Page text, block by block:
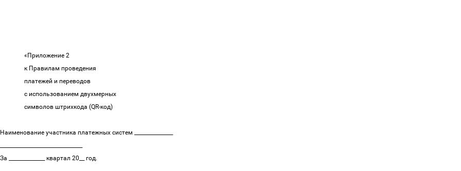
«Приложение 2
к Правилам проведения
платежей и переводов
с использованием двухмерных
символов штрихкода (QR-код)
Наименование участника платежных систем _______________
За ______________ квартал 20__ год.